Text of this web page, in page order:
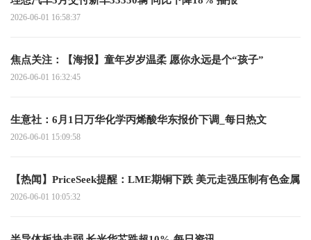
2026-06-01 16:58:37
焦点关注：【海报】童年岁岁温柔 愿你永远是个“孩子”
2026-06-01 16:32:45
生意社：6月1日万华化学丙烯酸华东报价下调_每日热文
2026-06-01 15:09:58
【热闻】PriceSeek提醒：LME期铜下跌 美元走强压制有色金属
2026-06-01 10:05:32